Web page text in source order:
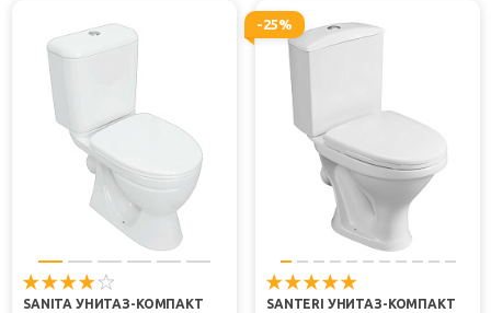
SANITA УНИТАЗ-КОМПАКТ
-25%
SANTERI УНИТАЗ-КОМПАКТ